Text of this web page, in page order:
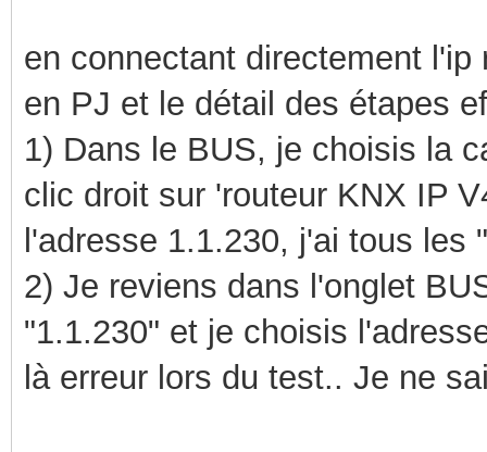
en connectant directement
en PJ et le détail des étapes
1) Dans le BUS, je choisis la
clic droit sur 'routeur KNX IP
l'adresse 1.1.230, j'ai tous les
2) Je reviens dans l'onglet
"1.1.230" et je choisis
là erreur lors du test.. Je ne